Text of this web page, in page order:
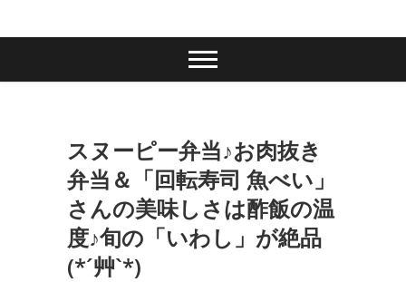
スヌーピー弁当♪お肉抜き
弁当＆「回転寿司 魚べい」
さんの美味しさは酢飯の温
度♪旬の「いわし」が絶品
(*´艸`*)